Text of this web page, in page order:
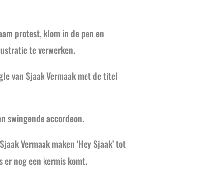
protest, klom in de pen en
te verwerken.
van Sjaak Vermaak met de titel
swingende accordeon.
Vermaak maken ‘Hey Sjaak’ tot
er nog een kermis komt.